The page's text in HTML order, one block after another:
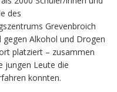
des
Grevenbroich
Alkohol und Drogen
platziert – zusammen
jungen Leute die
konnten.